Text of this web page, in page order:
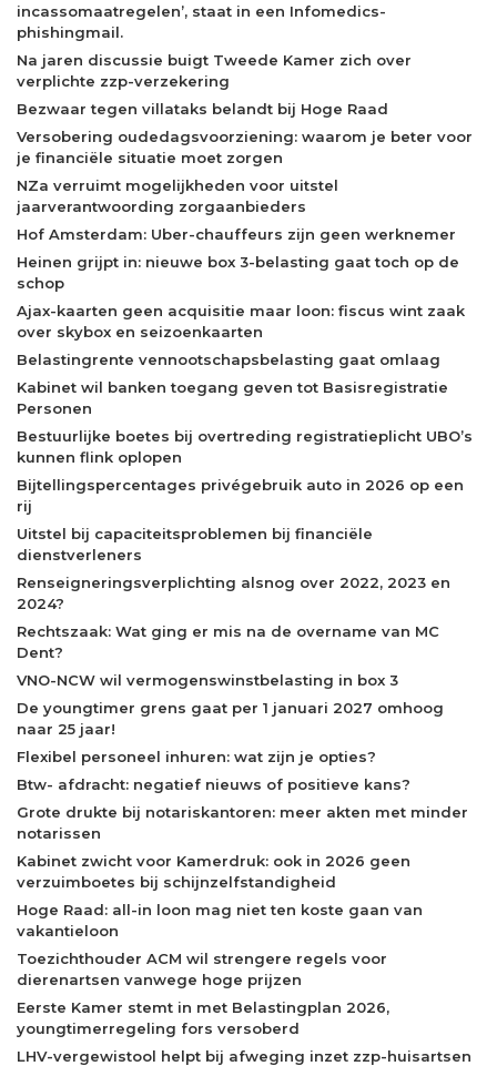
incassomaatregelen’, staat in een Infomedics-
phishingmail.
Na jaren discussie buigt Tweede Kamer zich over
verplichte zzp-verzekering
Bezwaar tegen villataks belandt bij Hoge Raad
Versobering oudedagsvoorziening: waarom je beter voor
je financiële situatie moet zorgen
NZa verruimt mogelijkheden voor uitstel
jaarverantwoording zorgaanbieders
Hof Amsterdam: Uber-chauffeurs zijn geen werknemer
Heinen grijpt in: nieuwe box 3-belasting gaat toch op de
schop
Ajax-kaarten geen acquisitie maar loon: fiscus wint zaak
over skybox en seizoenkaarten
Belastingrente vennootschapsbelasting gaat omlaag
Kabinet wil banken toegang geven tot Basisregistratie
Personen
Bestuurlijke boetes bij overtreding registratieplicht UBO’s
kunnen flink oplopen
Bijtellingspercentages privégebruik auto in 2026 op een
rij
Uitstel bij capaciteitsproblemen bij financiële
dienstverleners
Renseigneringsverplichting alsnog over 2022, 2023 en
2024?
Rechtszaak: Wat ging er mis na de overname van MC
Dent?
VNO-NCW wil vermogenswinstbelasting in box 3
De youngtimer grens gaat per 1 januari 2027 omhoog
naar 25 jaar!
Flexibel personeel inhuren: wat zijn je opties?
Btw- afdracht: negatief nieuws of positieve kans?
Grote drukte bij notariskantoren: meer akten met minder
notarissen
Kabinet zwicht voor Kamerdruk: ook in 2026 geen
verzuimboetes bij schijnzelfstandigheid
Hoge Raad: all-in loon mag niet ten koste gaan van
vakantieloon
Toezichthouder ACM wil strengere regels voor
dierenartsen vanwege hoge prijzen
Eerste Kamer stemt in met Belastingplan 2026,
youngtimerregeling fors versoberd
LHV-vergewistool helpt bij afweging inzet zzp-huisartsen